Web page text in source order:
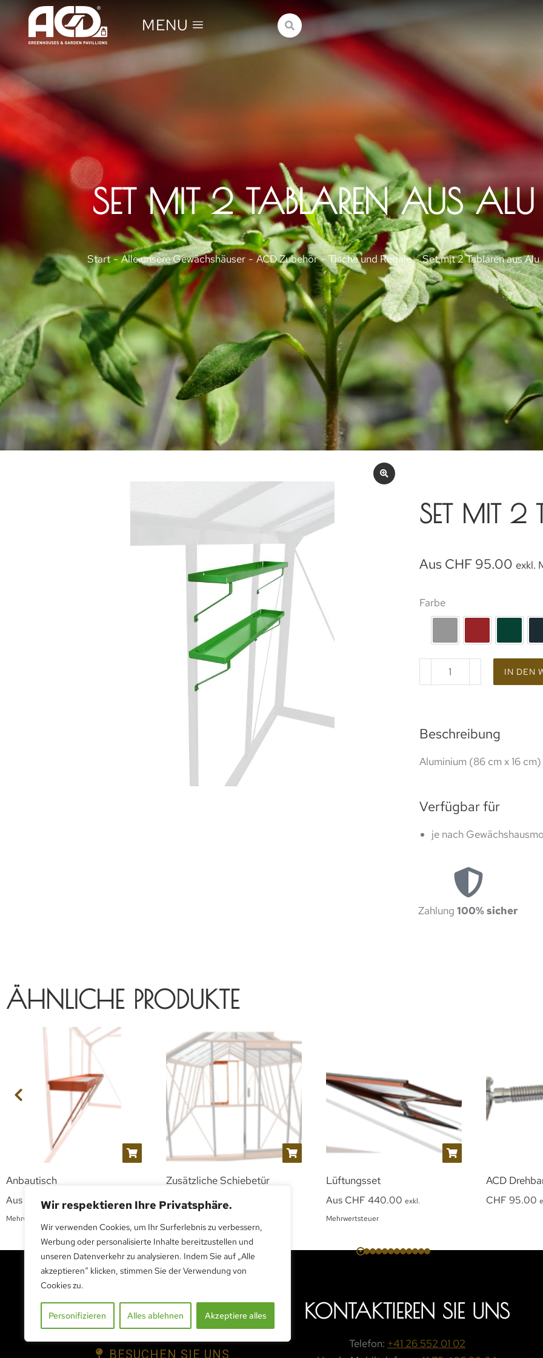
Wir respektieren Ihre Privatsphäre.
Wir verwenden Cookies, um Ihr Surferlebnis zu verbessern,
Werbung oder personalisierte Inhalte bereitzustellen und
unseren Datenverkehr zu analysieren. Indem Sie auf „Alle
akzeptieren“ klicken, stimmen Sie der Verwendung von
Cookies zu.
Personifizieren Alles ablehnen Akzeptiere alles
MENU
SET MIT 2 TABLAREN AUS ALU
Sie befinden sich hier:
Start Alle unsere Gewächshäuser ACD Zubehör Tische und Regale Set mit 2 Tablaren aus Alu
SET MIT 2
Aus CHF 95.00 exkl.
Farbe
rohes Aluminium
Lackierung
IN DEN
Beschreibung
Aluminium (86 cm x 16 cm)
Verfügbar für
je nach
Zahlung100% sicher
ÄHNLICHE PRODUKTE
Anbautisch
Aus CHF490.00 exkl.
Mehrwertsteuer
Zusätzliche Schiebetür
AusCHF255.00
Lüftungsset
Aus CHF 440.00 exkl.
Mehrwertsteuer
ACD
CHF 95.00
BESUCHEN SIE UNS
BESUCHEN SIE UNS
KONTAKTIEREN SIE UNS
Telefon: +41 26 552 01 02